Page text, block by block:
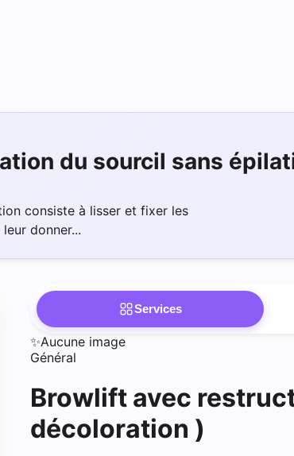
du sourcil sans
consiste à lisser et fixer les
donner...
dentaire à
Services
✨Aucune image
Général
Browlift avec
décoloration )